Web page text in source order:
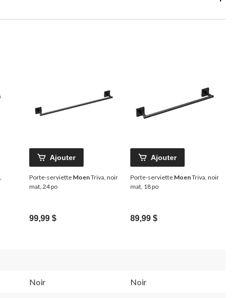
Ajouter
Porte-serviette MoenTriva, noir
mat, 24 po
99,99 $
Ajouter
Porte-serviette MoenTriva, noir
mat, 18 po
89,99 $
Noir Noir